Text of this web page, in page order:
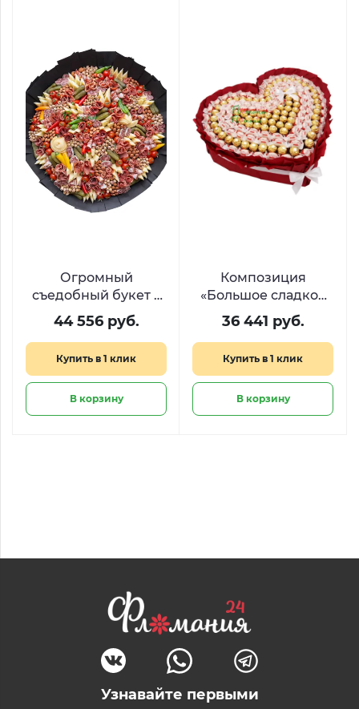
Огромный
съедобный букет с
закусками «Римские
каникулы»
44 556 руб.
Купить в 1 клик
В корзину
Композиция
«Большое сладкое
сердце» из Raffaello
и Ferrero
36 441 руб.
Купить в 1 клик
В корзину
Узнавайте первыми